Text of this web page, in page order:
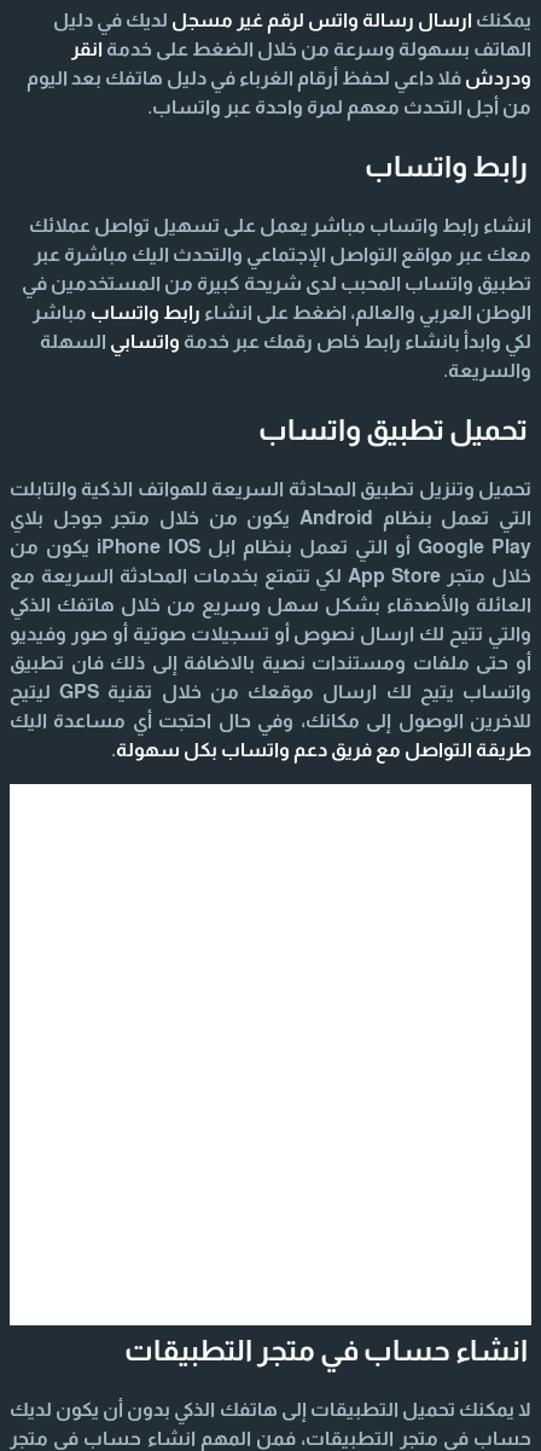
يمكنك ارسال رسالة واتس لرقم غير مسجل لديك في دليل
الهاتف بسهولة وسرعة من خلال الضغط على خدمة انقر
ودردش فلا داعي لحفظ أرقام الغرباء في دليل هاتفك بعد اليوم
من أجل التحدث معهم لمرة واحدة عبر واتساب.
رابط واتساب
انشاء رابط واتساب مباشر يعمل على تسهيل تواصل عملائك
معك عبر مواقع التواصل الإجتماعي والتحدث اليك مباشرة عبر
تطبيق واتساب المحبب لدى شريحة كبيرة من المستخدمين في
الوطن العربي والعالم، اضغط على انشاء رابط واتساب مباشر
لكي وابدأ بانشاء رابط خاص رقمك عبر خدمة واتسابي السهلة
والسريعة.
تحميل تطبيق واتساب
تحميل وتنزيل تطبيق المحادثة السريعة للهواتف الذكية والتابلت
التي تعمل بنظام Android يكون من خلال متجر جوجل بلاي
Google Play أو التي تعمل بنظام ابل iPhone IOS يكون من
خلال متجر App Store لكي تتمتع بخدمات المحادثة السريعة مع
العائلة والأصدقاء بشكل سهل وسريع من خلال هاتفك الذكي
والتي تتيح لك ارسال نصوص أو تسجيلات صوتية أو صور وفيديو
أو حتى ملفات ومستندات نصية بالاضافة إلى ذلك فان تطبيق
واتساب يتيح لك ارسال موقعك من خلال تقنية GPS ليتيح
للاخرين الوصول إلى مكانك، وفي حال احتجت أي مساعدة اليك
طريقة التواصل مع فريق دعم واتساب بكل سهولة.
انشاء حساب في متجر التطبيقات
لا يمكنك تحميل التطبيقات إلى هاتفك الذكي بدون أن يكون لديك
حساب في متجر التطبيقات، فمن المهم انشاء حساب في متجر